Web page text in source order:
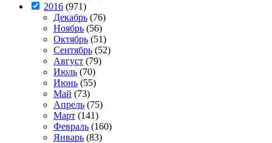
2016 (971)
Декабрь (76)
Ноябрь (56)
Октябрь (51)
Сентябрь (52)
Август (79)
Июль (70)
Июнь (55)
Май (73)
Апрель (75)
Март (141)
Февраль (160)
Январь (83)